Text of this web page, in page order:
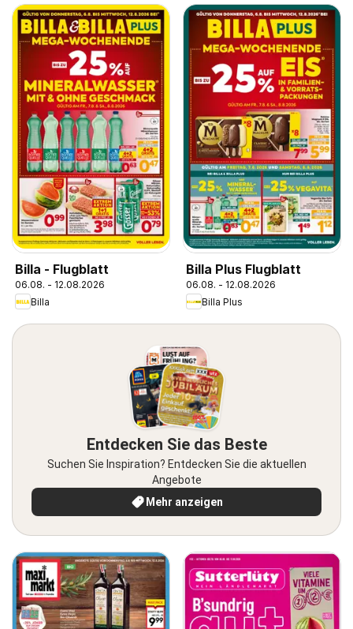
Billa - Flugblatt
06.08. - 12.08.2026
Billa
Billa Plus Flugblatt
06.08. - 12.08.2026
Billa Plus
Entdecken Sie das Beste
Suchen Sie Inspiration? Entdecken Sie die aktuellen
Angebote
Mehr anzeigen